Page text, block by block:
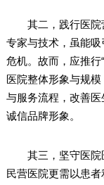
其二，践行医院
专家与技术，虽能
危机。故而，应推行
医院整体形象与规
与服务流程，改善
诚信品牌形象。
其三，坚守医院医
民营医院更需以患